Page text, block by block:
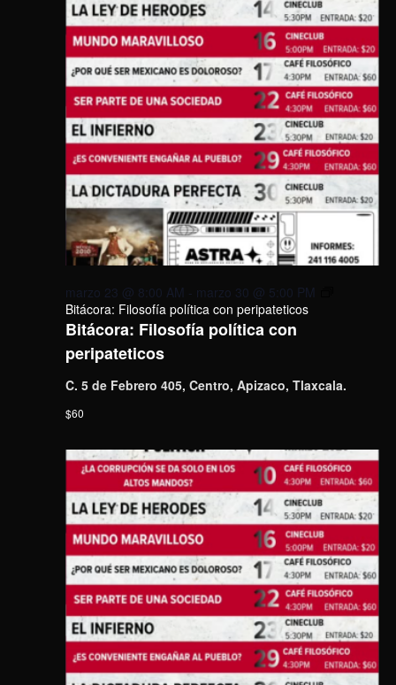
vistas
de
Bitácora: Filosofía política con
peripateticos
marzo 23 @ 8:00 AM - marzo 30 @ 5:00 PM
Bitácora: Filosofía política con peripateticos
C. 5 de Febrero 405, Centro, Apizaco, Tlaxcala.
$60